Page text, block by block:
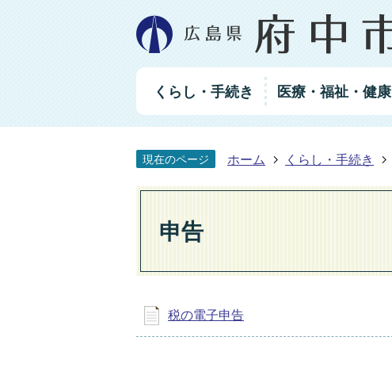
グ
ー
バ
ナ
ン
くらし・手続き 医療・福祉・健康
現在のページ ホーム くらし・手続き
申告
税の電子申告